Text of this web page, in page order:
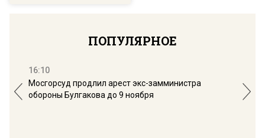
ПОПУЛЯРНОЕ
16:10
Мосгорсуд продлил арест экс-замминистра
обороны Булгакова до 9 ноября